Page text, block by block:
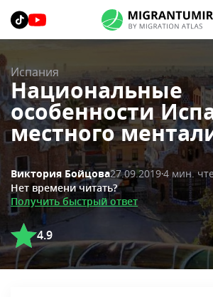
Испания
Национальные
особенности
местного
Виктория Бойцова27.09.20194 мин.
Нет времени читать?
Получить быстрый ответ
4.9